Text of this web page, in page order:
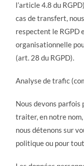
l’article 4.8 du
cas de transfert,
respectent le RGPD
organisationnelle
(art. 28 du RGPD).
Analyse de trafic
Nous devons
traiter, en notre
nous détenons sur
politique ou pour